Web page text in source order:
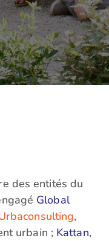
des entités du
Global
,
urbain ; Kattan,